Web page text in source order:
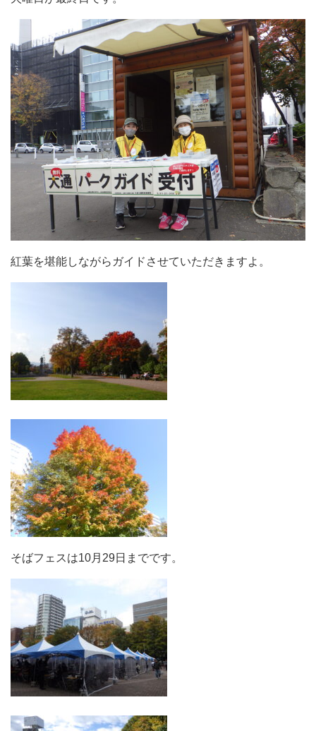
紅葉を堪能しながらガイドさせていただきますよ。
そばフェスは10月29日までです。